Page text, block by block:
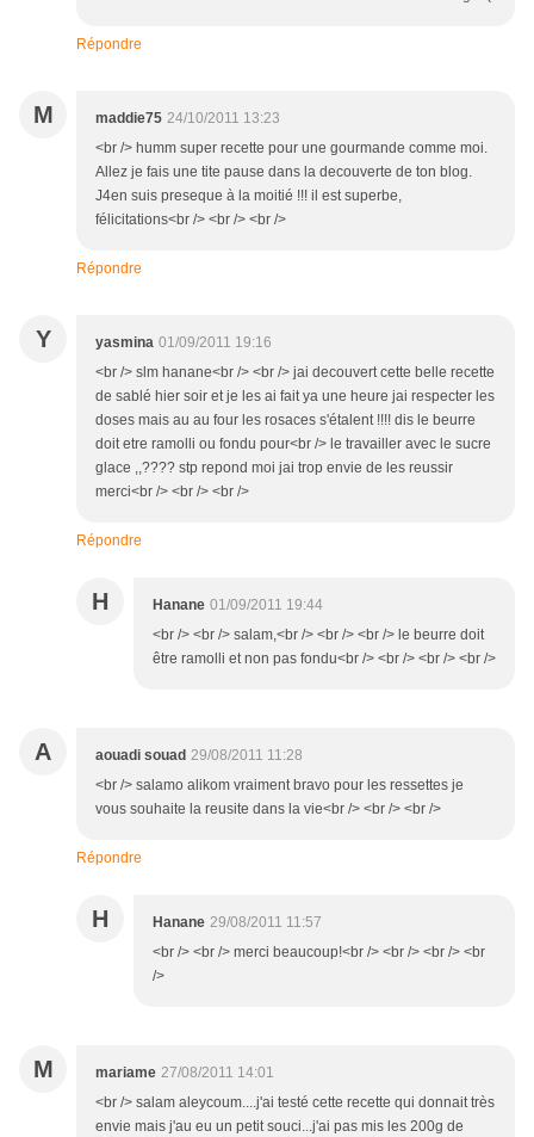
Répondre
M maddie75 24/10/2011 13:23
<br /> humm super recette pour une gourmande comme moi.
Allez je fais une tite pause dans la decouverte de ton blog.
J4en suis preseque à la moitié !!! il est superbe,
félicitations<br /> <br /> <br />
Répondre
Y yasmina 01/09/2011 19:16
<br /> slm hanane<br /> <br /> jai decouvert cette belle recette
de sablé hier soir et je les ai fait ya une heure jai respecter les
doses mais au au four les rosaces s'étalent !!!! dis le beurre
doit etre ramolli ou fondu pour<br /> le travailler avec le sucre
glace ,,???? stp repond moi jai trop envie de les reussir
merci<br /> <br /> <br />
Répondre
H Hanane 01/09/2011 19:44
<br /> <br /> salam,<br /> <br /> <br /> le beurre doit
être ramolli et non pas fondu<br /> <br /> <br /> <br />
A aouadi souad 29/08/2011 11:28
<br /> salamo alikom vraiment bravo pour les ressettes je
vous souhaite la reusite dans la vie<br /> <br /> <br />
Répondre
H Hanane 29/08/2011 11:57
<br /> <br /> merci beaucoup!<br /> <br /> <br /> <br
/>
M mariame 27/08/2011 14:01
<br /> salam aleycoum....j'ai testé cette recette qui donnait très
envie mais j'au eu un petit souci...j'ai pas mis les 200g de